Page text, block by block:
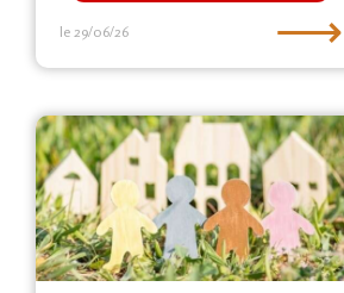
le 29/06/26 ⟶